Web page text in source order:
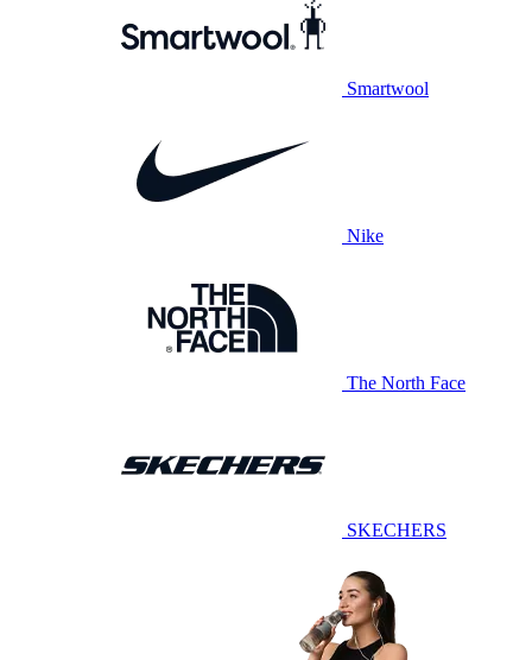
Smartwool
Nike
The North Face
SKECHERS